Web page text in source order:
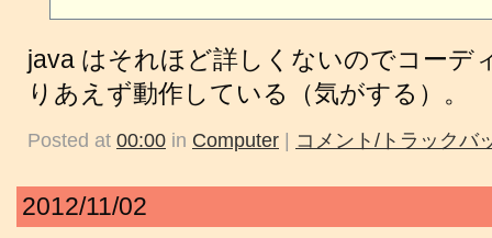
java はそれほど詳しくないのでコーデ
りあえず動作している（気がする）。
Posted at 00:00 in Computer コメント/トラックバ
2012/11/02